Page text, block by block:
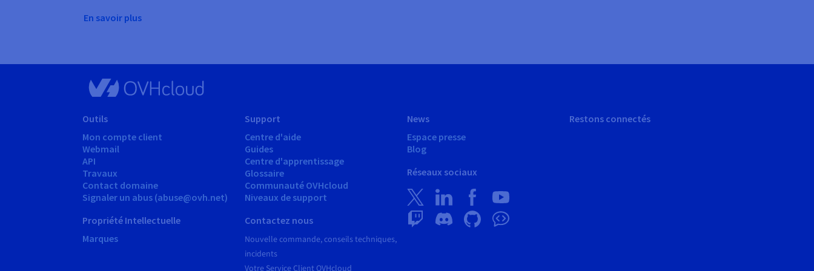
En savoir plus
Outils
Mon compte client
Webmail
API
Travaux
Contact domaine
Signaler un abus (abuse@ovh.net)
Propriété Intellectuelle
Marques
Support
Centre d'aide
Guides
Centre d'apprentissage
Glossaire
Communauté OVHcloud
Niveaux de support
Contactez nous
Nouvelle commande, conseils techniques,
incidents
News
Espace presse
Blog
Réseaux sociaux
Restons connectés